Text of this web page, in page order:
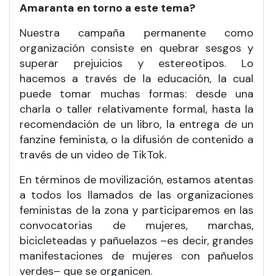
Amaranta en torno a este tema?
Nuestra campaña permanente como
organización consiste en quebrar sesgos y
superar prejuicios y estereotipos. Lo
hacemos a través de la educación, la cual
puede tomar muchas formas: desde una
charla o taller relativamente formal, hasta la
recomendación de un libro, la entrega de un
fanzine feminista, o la difusión de contenido a
través de un video de TikTok.
En términos de movilización, estamos atentas
a todos los llamados de las organizaciones
feministas de la zona y participaremos en las
convocatorias de mujeres, marchas,
bicicleteadas y pañuelazos –es decir, grandes
manifestaciones de mujeres con pañuelos
verdes– que se organicen.